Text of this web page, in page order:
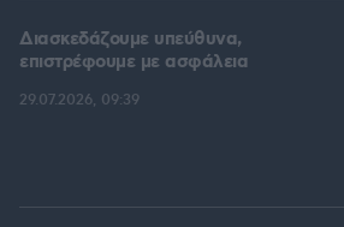
Διασκεδάζουμε υπεύθυνα,
επιστρέφουμε με ασφάλεια
29.07.2026, 09:39